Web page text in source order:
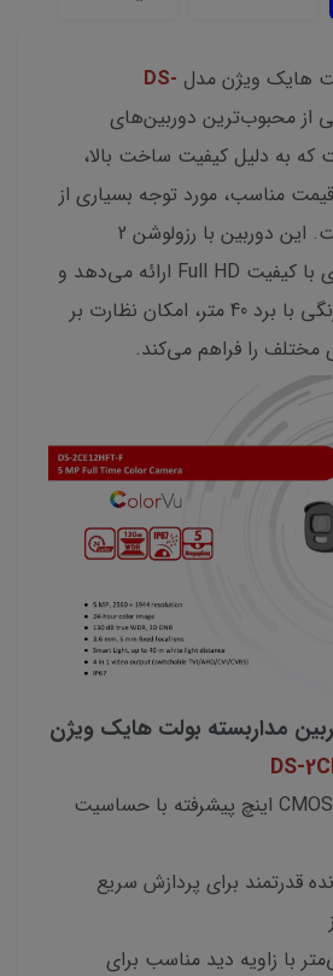
هایک ویژن مدل DS-
از محبوب‌ترین دوربین‌های
که به دلیل کیفیت ساخت بالا،
مناسب، مورد توجه بسیاری از
کاربران قرار گرفته است. این دوربین با رزولوشن 2
مگاپیکسلی، تصاویری با کیفیت Full HD ارائه می‌دهد و
قابلیت دید در شب رنگی با برد 40 متر، امکان نظارت بر
را فراهم می‌کند.
مداربسته بولت هایک ویژن
DS-
سنسور تصویر: CMOS 1/2.8 اینچ پیشرفته با حساسیت
قدرتمند برای پردازش سریع
ثابت 2.8 میلی‌متر با زاویه دید مناسب برای